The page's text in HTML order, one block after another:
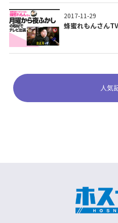
2017-11-29
蜂蜜れもんさん
人気